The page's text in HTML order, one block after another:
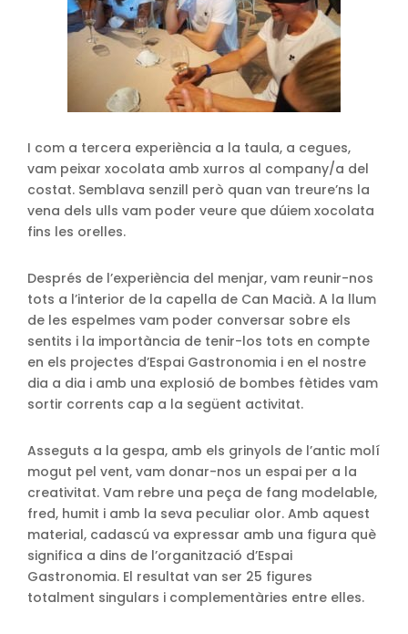
I com a tercera experiència a la taula, a cegues,
vam peixar xocolata amb xurros al company/a del
costat. Semblava senzill però quan van treure’ns la
vena dels ulls vam poder veure que dúiem xocolata
fins les orelles.
Després de l’experiència del menjar, vam reunir-nos
tots a l’interior de la capella de Can Macià. A la llum
de les espelmes vam poder conversar sobre els
sentits i la importància de tenir-los tots en compte
en els projectes d’Espai Gastronomia i en el nostre
dia a dia i amb una explosió de bombes fètides vam
sortir corrents cap a la següent activitat.
Asseguts a la gespa, amb els grinyols de l’antic molí
mogut pel vent, vam donar-nos un espai per a la
creativitat. Vam rebre una peça de fang modelable,
fred, humit i amb la seva peculiar olor. Amb aquest
material, cadascú va expressar amb una figura què
significa a dins de l’organització d’Espai
Gastronomia. El resultat van ser 25 figures
totalment singulars i complementàries entre elles.